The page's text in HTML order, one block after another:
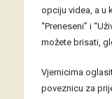
opciju videa, a u
“Preneseni” i
možete brisati,
Vjernicima
poveznicu za